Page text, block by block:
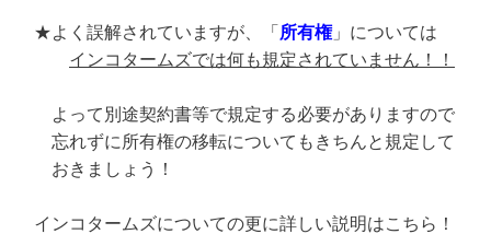
★よく誤解されていますが、「 所有権」については
インコタームズでは何も規定されていません！！
よって別途契約書等で規定する必要がありますので
忘れずに所有権の移転についてもきちんと規定して
おきましょう！
インコタームズについての更に詳しい説明はこちら！